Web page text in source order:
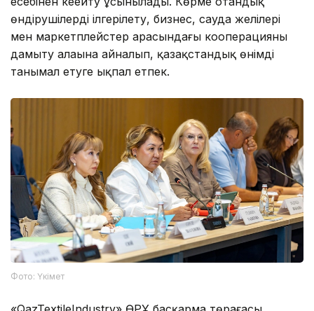
өндірушілерді ілгерілету, бизнес, сауда желілері
мен маркетплейстер арасындағы кооперацияны
дамыту алаңына айналып, қазақстандық өнімді
танымал етуге ықпал етпек.
Фото: Үкімет